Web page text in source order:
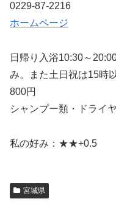
0229-87-2216
ホームページ
日帰り入浴10:30～
み。また土日祝は15時
800円
シャンプー類・ドライ
私の好み：★★+0.5
宮城県